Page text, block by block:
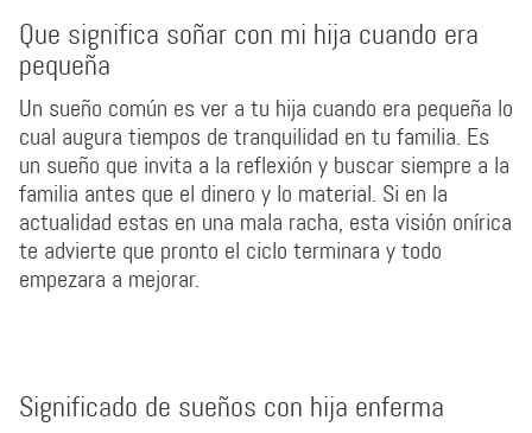
Que significa soñar con mi hija cuando era
pequeña
Un sueño común es ver a tu hija cuando era pequeña lo
cual augura tiempos de tranquilidad en tu familia. Es
un sueño que invita a la reflexión y buscar siempre a la
familia antes que el dinero y lo material. Si en la
actualidad estas en una mala racha, esta visión onírica
te advierte que pronto el ciclo terminara y todo
empezara a mejorar.
Significado de sueños con hija enferma